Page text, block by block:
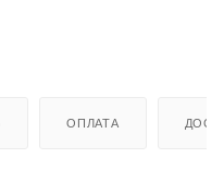
ОПЛАТА